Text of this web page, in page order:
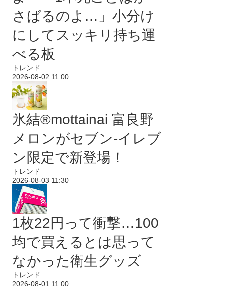
さばるのよ…」小分け
にしてスッキリ持ち運
べる板
トレンド
2026-08-02 11:00
氷結®mottainai 富良野
メロンがセブン‐イレブ
ン限定で新登場！
トレンド
2026-08-03 11:30
1枚22円って衝撃…100
均で買えるとは思って
なかった衛生グッズ
トレンド
2026-08-01 11:00